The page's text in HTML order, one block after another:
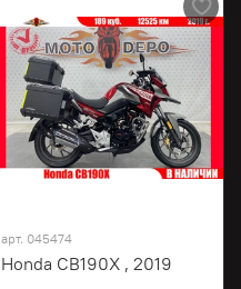
арт. 045474
Honda CB190X , 2019